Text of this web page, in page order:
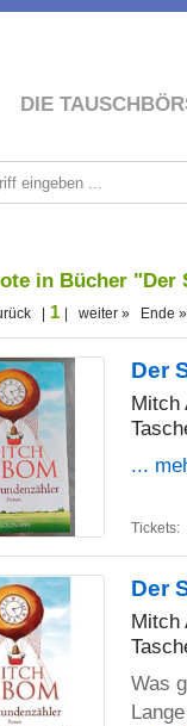
DIE
in Bücher
| 1 | weiter » Ende »
Der
Mitch
...
Tickets:
Der
Mitch
Was